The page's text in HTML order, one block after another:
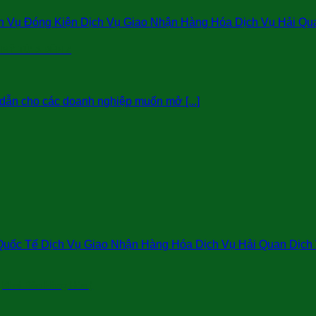
Vụ Đóng Kiện Dịch Vụ Giao Nhận Hàng Hóa Dịch Vụ Hải
TỪ A ĐẾN Z
cho các doanh nghiệp muốn mở [...]
Tế Dịch Vụ Giao Nhận Hàng Hóa Dịch Vụ Hải Quan